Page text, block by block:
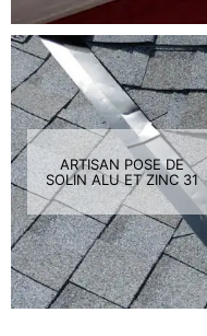
ARTISAN POSE DE
SOLIN ALU ET ZINC 31